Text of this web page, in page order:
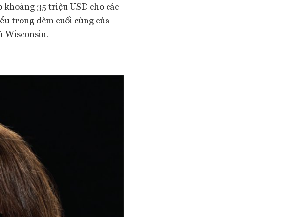
35 triệu USD cho các
trong đêm cuối cùng của
Wisconsin.